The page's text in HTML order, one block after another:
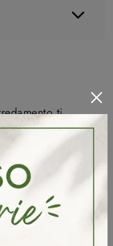
ti
mano le più
firmate dal noto
vari puntuali
sempre
al servizio